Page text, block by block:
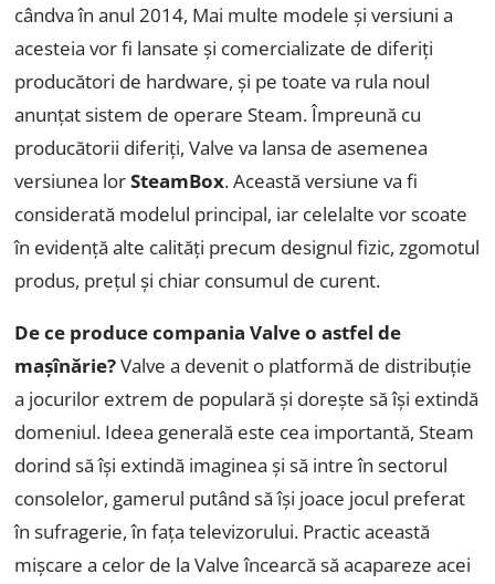
cândva în anul 2014, Mai multe modele și versiuni a
acesteia vor fi lansate și comercializate de diferiți
producători de hardware, și pe toate va rula noul
anunțat sistem de operare Steam. Împreună cu
producătorii diferiți, Valve va lansa de asemenea
versiunea lorSteamBox. Această versiune va fi
considerată modelul principal, iar celelalte vor scoate
în evidență alte calități precum designul fizic, zgomotul
produs, prețul și chiar consumul de curent.
De ce produce compania Valve o astfel de
mașînărie?Valve a devenit o platformă de distribuție
a jocurilor extrem de populară și dorește să își extindă
domeniul. Ideea generală este cea importantă, Steam
dorind să își extindă imaginea și să intre în sectorul
consolelor, gamerul putând să își joace jocul preferat
în sufragerie, în fața televizorului. Practic această
mișcare a celor de la Valve încearcă să acapareze acei